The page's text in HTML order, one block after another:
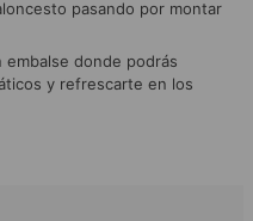
pasando por montar
donde podrás
y refrescarte en los